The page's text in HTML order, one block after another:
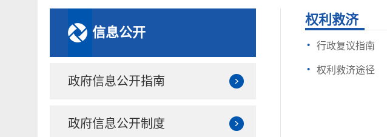
信息公开
政府信息公开指南
政府信息公开制度